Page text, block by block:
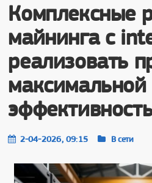
Комплексные
майнинга с
реализовать
максимальной
2-04-2026, 09:15 В сети